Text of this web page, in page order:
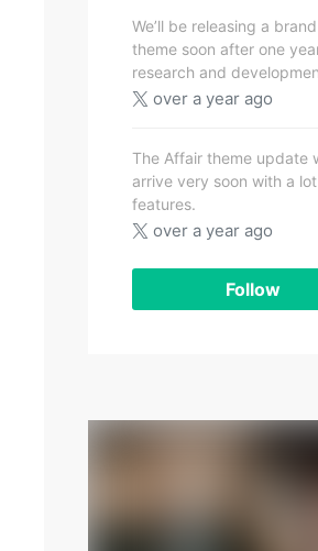
We’ll be releasing a
theme soon after one
research and
over a year ago
The Affair theme update
arrive very soon with a
features.
over a year ago
Follow